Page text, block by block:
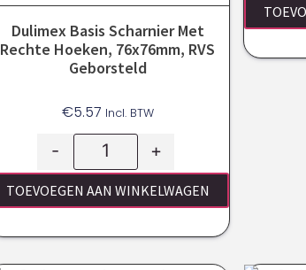
Dulimex Basis Scharnier Met
Rechte Hoeken, 76x76mm, RVS
Geborsteld
€5.57 Incl. BTW
- +
TOEVOEGEN AAN WINKELWAGEN